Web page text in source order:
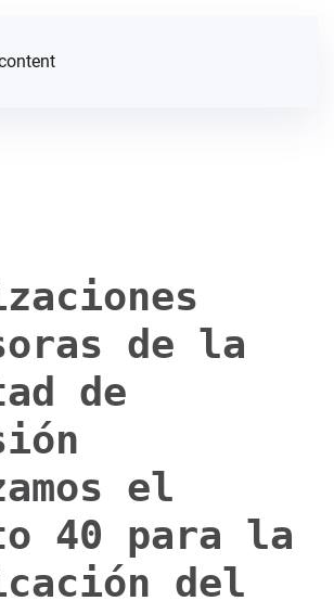
de la
de
el
40 para la
del